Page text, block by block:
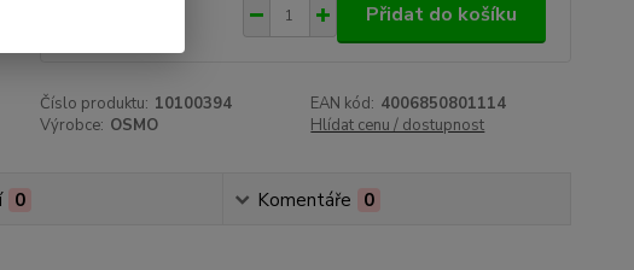
Přidat do košíku
Číslo produktu: 10100394 EAN kód: 4006850801114
Výrobce: OSMO Hlídat cenu / dostupnost
0 Komentáře 0